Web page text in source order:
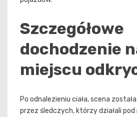
Szczegółowe
dochodzenie
miejscu
Po odnalezieniu ciała, scena
przez śledczych, którzy działali